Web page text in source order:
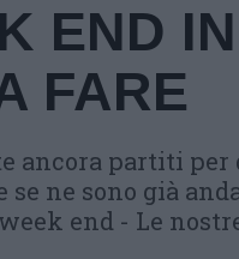
END
FARE
ancora partiti per
se ne sono già
end - Le